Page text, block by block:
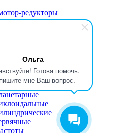
Ольга
Готова помочь.
мне Ваш вопрос.
редукторы
редукторы
мотор-редукторы
мотор-редукторы
редукторы
цилиндрические